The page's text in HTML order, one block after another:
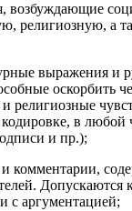
возбуждающие
религиозную, а
выражения и
оскорбить
религиозные
в любой
и пр.);
и комментарии,
Допускаются
с аргументацией;